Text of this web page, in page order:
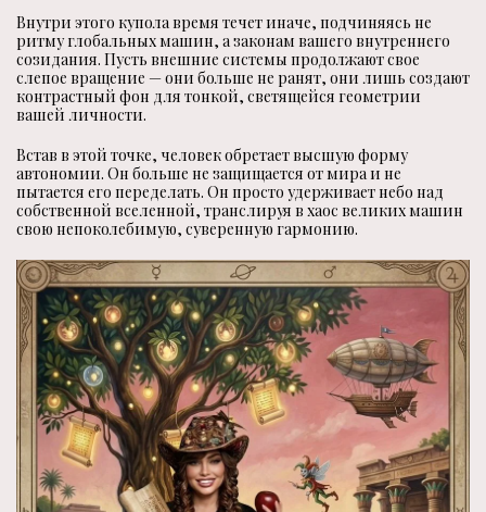
Внутри этого купола время течет иначе, подчиняясь не
ритму глобальных машин, а законам вашего внутреннего
созидания. Пусть внешние системы продолжают свое
слепое вращение — они больше не ранят, они лишь создают
контрастный фон для тонкой, светящейся геометрии
вашей личности.
Встав в этой точке, человек обретает высшую форму
автономии. Он больше не защищается от мира и не
пытается его переделать. Он просто удерживает небо над
собственной вселенной, транслируя в хаос великих машин
свою непоколебимую, суверенную гармонию.